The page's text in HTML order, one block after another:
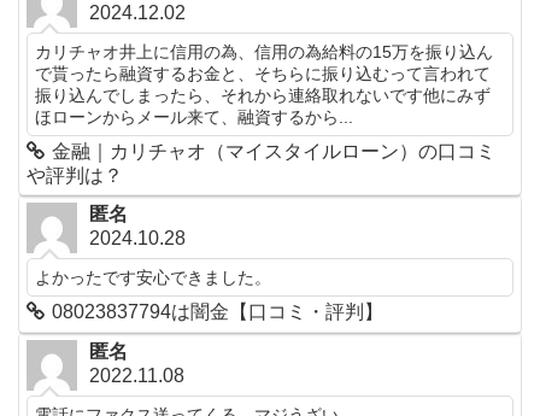
2024.12.02
カリチャオ井上に信用の為、信用の為給料の15万を振り込ん
で貰ったら融資するお金と、そちらに振り込むって言われて
振り込んでしまったら、それから連絡取れないです他にみず
ほローンからメール来て、融資するから...
金融｜カリチャオ（マイスタイルローン）の口コミ
や評判は？
匿名
2024.10.28
よかったです安心できました。
08023837794は闇金【口コミ・評判】
匿名
2022.11.08